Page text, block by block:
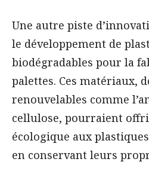
Une autre piste
le développement de
biodégradables pour la
palettes. Ces matériaux,
renouvelables comme
cellulose, pourraient
écologique aux
en conservant leurs